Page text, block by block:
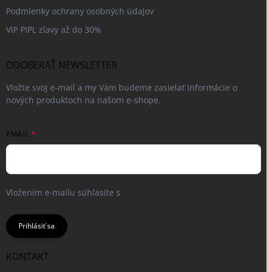
Podmienky ochrany osobných údajov
VIP PIPL zľavy až do 30%
ODOBERAŤ NEWSLETTER
Vložte svoj e-mail a my Vám budeme zasielať informácie o
nových produktoch na našom e-shope.
EMAIL
Vložením e-mailu súhlasíte s
Prihlásiť sa
KONTAKT